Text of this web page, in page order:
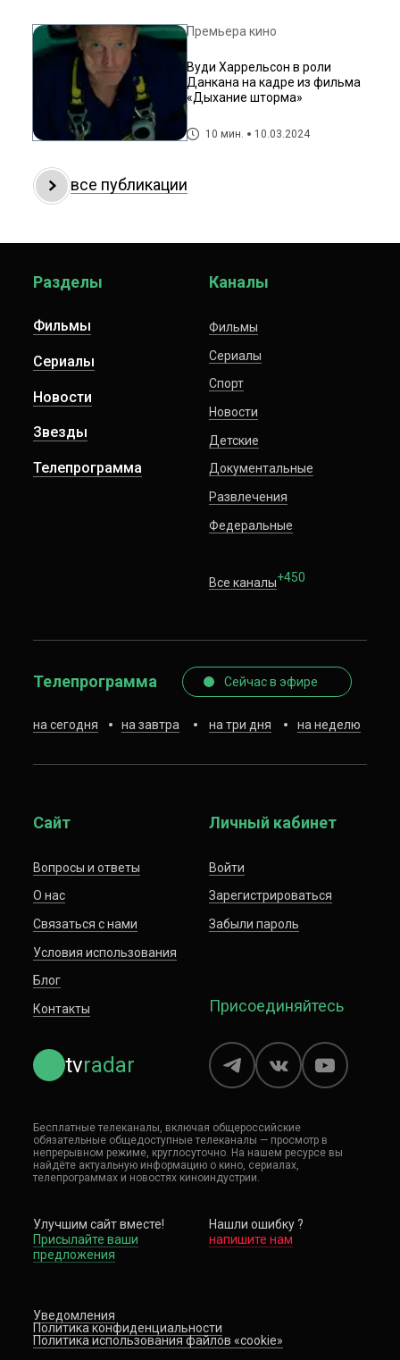
Премьера кино
Вуди Харрельсон в роли
Данкана на кадре из фильма
«Дыхание шторма»
10 мин. 10.03.2024
все публикации
Разделы
Фильмы
Сериалы
Новости
Звезды
Телепрограмма
Каналы
Фильмы
Сериалы
Спорт
Новости
Детские
Документальные
Развлечения
Федеральные
Все каналы+450
Телепрограмма Сейчас в эфире
на сегодня на завтра на три дня на неделю
Сайт
Вопросы и ответы
О нас
Связаться с нами
Условия использования
Блог
Контакты
Личный кабинет
Войти
Зарегистрироваться
Забыли пароль
tvradar
Нашли ошибку ?
напишите нам
Улучшим сайт вместе!
Присылайте ваши
предложения
Бесплатные телеканалы, включая общероссийские
обязательные общедоступные телеканалы — просмотр в
непрерывном режиме, круглосуточно. На нашем ресурсе вы
найдёте актуальную информацию о кино, сериалах,
телепрограммах и новостях киноиндустрии.
Политика использования файлов «cookie»
Уведомления
Политика конфиденциальности
Присоединяйтесь